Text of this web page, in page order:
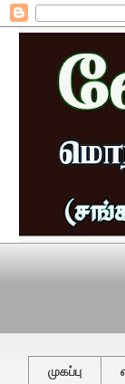
முகப்பு